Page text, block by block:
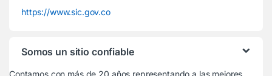
https://www.sic.gov.co
Somos un sitio confiable
Contamos con más de 20 años representando a las mejores